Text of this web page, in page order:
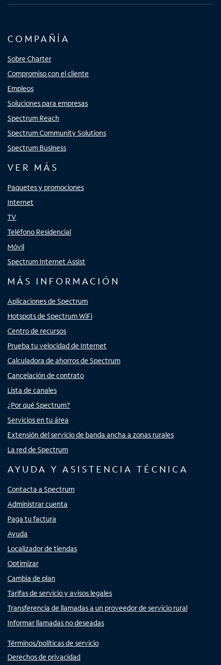
COMPAÑÍA
Sobre Charter
Compromiso con el cliente
Empleos
Soluciones para empresas
Spectrum Reach
Spectrum Community Solutions
Spectrum Business
VER MÁS
Paquetes y promociones
Internet
TV
Teléfono Residencial
Móvil
Spectrum Internet Assist
MÁS INFORMACIÓN
Aplicaciones de Spectrum
Hotspots de Spectrum WiFi
Centro de recursos
Prueba tu velocidad de Internet
Calculadora de ahorros de Spectrum
Cancelación de contrato
Lista de canales
¿Por qué Spectrum?
Servicios en tu área
Extensión del servicio de banda ancha a zonas rurales
La red de Spectrum
AYUDA Y ASISTENCIA TÉCNICA
Contacta a Spectrum
Administrar cuenta
Paga tu factura
Ayuda
Localizador de tiendas
Optimizar
Cambia de plan
Tarifas de servicio y avisos legales
Transferencia de llamadas a un proveedor de servicio rural
Informar llamadas no deseadas
Términos/políticas de servicio
Derechos de privacidad